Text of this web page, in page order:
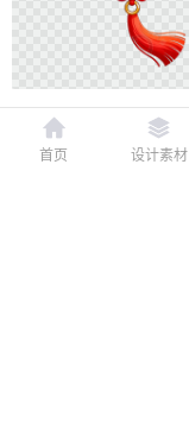
首页 设计素材